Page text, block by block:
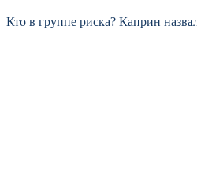
Кто в группе риска? Каприн